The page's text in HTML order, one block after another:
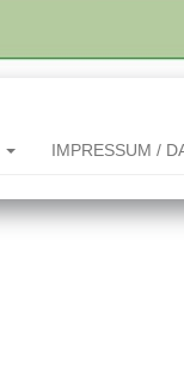
IMPRESSUM /